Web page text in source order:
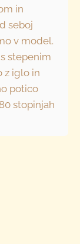
in
seboj
v model.
stepenim
z iglo in
potico
stopinjah